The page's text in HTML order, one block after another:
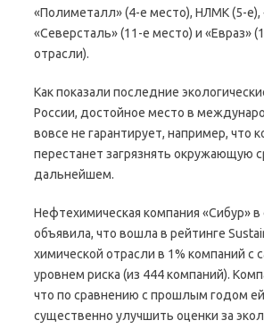
«Полиметалл» (4-е место), НЛМК (5-е),
«Северсталь» (11-е место) и «Евраз»
отрасли).
Как показали последние
России, достойное место в
вовсе не гарантирует, например, что
перестанет загрязнять окружающую
дальнейшем.
Нефтехимическая компания «Сибур»
объявила, что вошла в рейтинге
химической отрасли в 1% компаний с
уровнем риска (из 444 компаний).
что по сравнению с прошлым годом
существенно улучшить оценки за